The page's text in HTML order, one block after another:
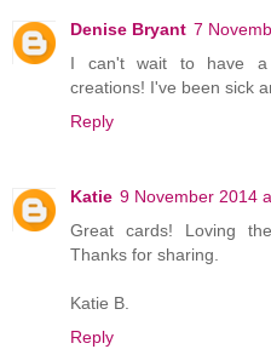
Denise Bryant 7
I can't wait to have a
creations! I've been sick
Reply
Katie 9 November 2014
Great cards! Loving
Thanks for sharing.
Katie B.
Reply